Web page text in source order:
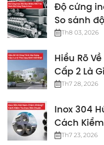
Độ cứng
So sánh
Th8 03, 2026
Hiểu Rõ
Cấp 2 Là
Nhất
Th7 28, 2026
Inox 304
Cách
Th7 23, 2026